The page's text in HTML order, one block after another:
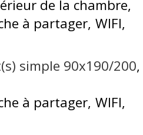
de la chambre
à partager WIFI
simple 90x190/200
à partager WIFI